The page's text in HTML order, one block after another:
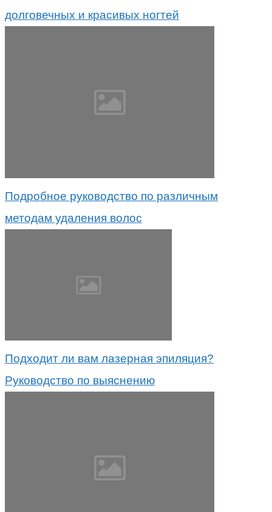
долговечных и красивых ногтей
Подробное руководство по различным
методам удаления волос
Подходит ли вам лазерная эпиляция?
Руководство по выяснению